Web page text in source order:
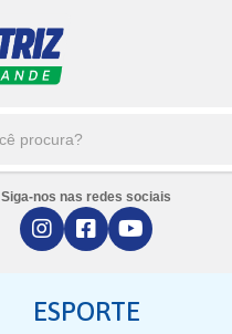
Siga-nos nas redes sociais
ESPORTE